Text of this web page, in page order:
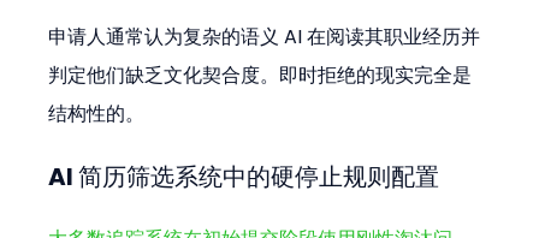
申请人通常认为复杂的语义 AI 在阅读其职业经历并
判定他们缺乏文化契合度。即时拒绝的现实完全是
结构性的。
AI 简历筛选系统中的硬停止规则配置